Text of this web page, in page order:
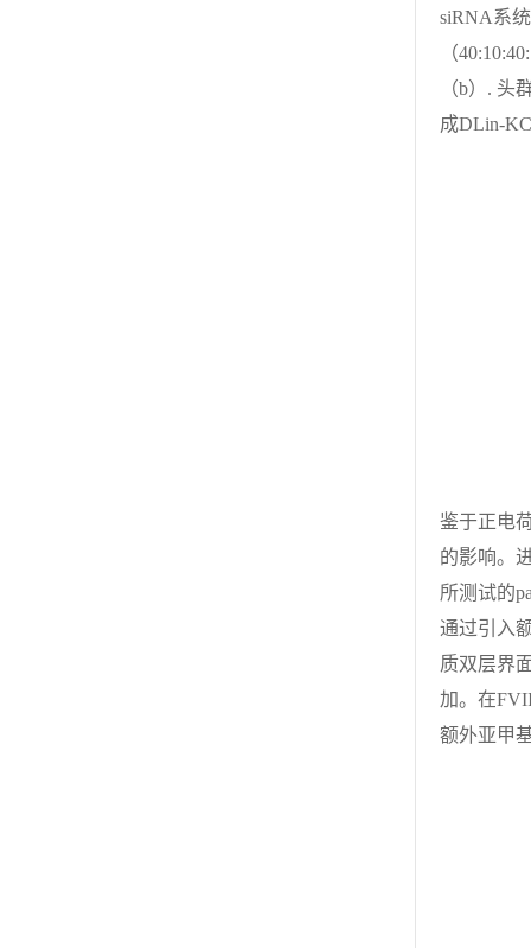
siRNA系
（
（b）.
成DLin-
鉴于正电
的影响。
所测试的
通过引入
质双层界
加。在
额外亚甲